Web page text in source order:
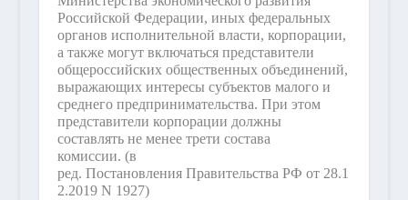
Российской Федерации, иных федеральных
органов исполнительной власти, корпорации,
а также могут включаться представители
общероссийских общественных объединений,
выражающих интересы субъектов малого и
среднего предпринимательства. При этом
представители корпорации должны
составлять не менее трети состава
комиссии. (в
ред. Постановления Правительства РФ от 28.1
2.2019 N 1927)